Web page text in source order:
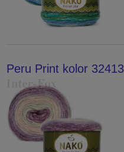
Peru Print kolor 32413